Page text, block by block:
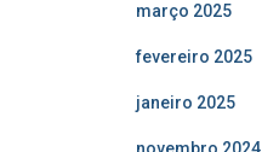
março 2025
fevereiro 2025
janeiro 2025